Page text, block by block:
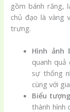
gồm bánh răng,
chủ đạo là vàng
trưng.
Hình ảnh
quanh
sự thống
cùng với
Biểu
thành hình